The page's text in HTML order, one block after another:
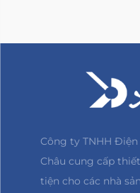
Công ty TNHH
Châu cung cấp
tiện cho các nhà